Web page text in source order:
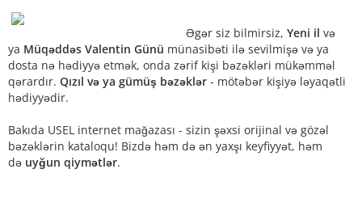
Əgər siz bilmirsiz, Yeni il və
ya Müqəddəs Valentin Günü münasibəti ilə sevilmişə və ya
dosta nə hədiyyə etmək, onda zərif kişi bəzəkləri mükəmməl
qərardır. Qızıl və ya gümüş bəzəklər - mötəbər kişiyə ləyaqətli
hədiyyədir.
Bakıda USEL internet mağazası - sizin şəxsi orijinal və gözəl
bəzəklərin kataloqu! Bizdə həm də ən yaxşı keyfiyyət, həm
də uyğun qiymətlər.